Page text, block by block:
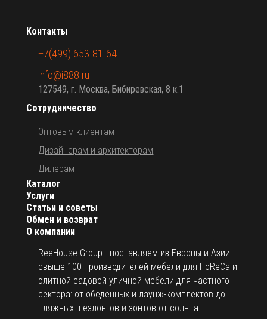
О компании
ReeHouse Group - поставляем из Европы и Азии
свыше 100 производителей мебели для HoReCa и
элитной садовой уличной мебели для частного
сектора: от обеденных и лаунж-комплектов до
пляжных шезлонгов и зонтов от солнца.
Каталог
Услуги
Статьи и советы
Обмен и возврат
Сотрудничество
Оптовым клиентам
Дизайнерам и архитекторам
Дилерам
Контакты
+7(499) 653-81-64
info@i888.ru
127549, г. Москва, Бибиревская, 8 к.1